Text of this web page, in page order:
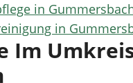
in
in
Im